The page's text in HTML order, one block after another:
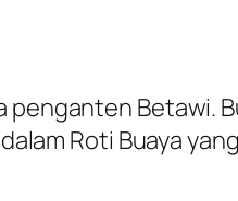
penganten Betawi.
Roti Buaya